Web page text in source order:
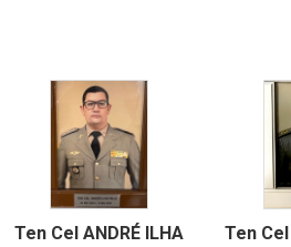
Ten Cel ANDRÉ ILHA
Ten Cel